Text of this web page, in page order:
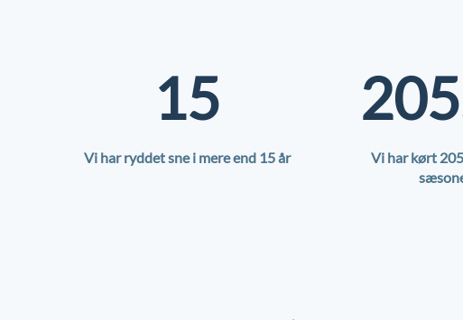
15
Vi har ryddet sne i mere end 15 år Vi har kørt